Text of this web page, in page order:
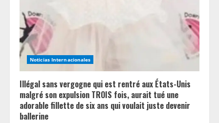
a
d
i
n
g
Noticias Internacionales
Illégal sans vergogne qui est rentré aux États-Unis
malgré son expulsion TROIS fois, aurait tué une
adorable fillette de six ans qui voulait juste devenir
ballerine